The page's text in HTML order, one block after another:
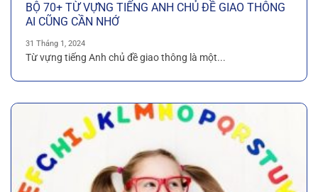
BỘ 70+ TỪ VỰNG TIẾNG ANH CHỦ ĐỀ GIAO THÔNG
AI CŨNG CẦN NHỚ
31 Tháng 1, 2024
Từ vựng tiếng Anh chủ đề giao thông là một...